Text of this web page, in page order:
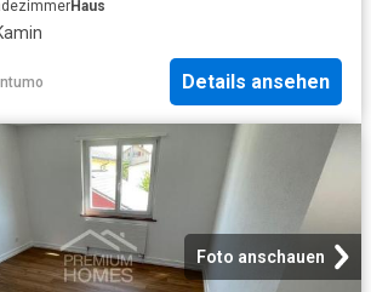
Haus
Details ansehen
Foto anschauen